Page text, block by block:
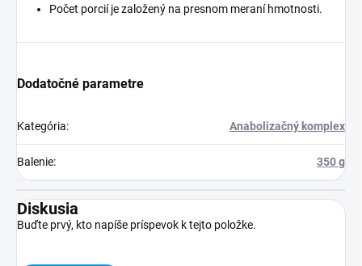
Počet porcií je založený na presnom meraní hmotnosti.
Dodatočné parametre
Kategória: Anabolizačný komplex
Balenie: 350 g
Diskusia
Buďte prvý, kto napíše príspevok k tejto položke.